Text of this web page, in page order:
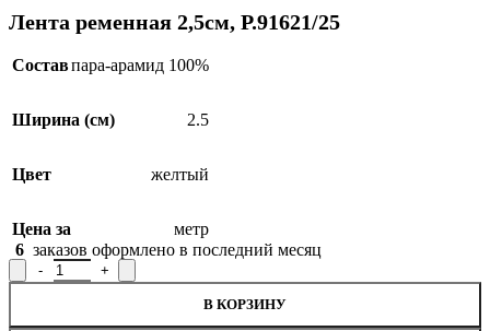
Лента ременная 2,5см, Р.91621/25
Составпара-арамид 100%
Ширина (см) 2.5
Цвет желтый
Цена за
метр
6 заказов оформлено в последний месяц
Количество товара Лента ременная 2,5см, Р.91621/25
В КОРЗИНУ